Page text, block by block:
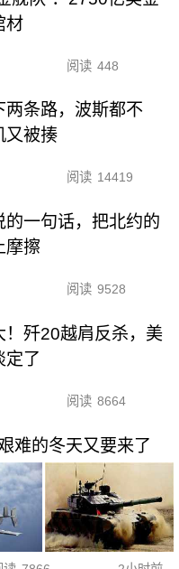
材
阅读 448
两条路，波斯都不
又被揍
阅读 14419
的一句话，把北约的
摩擦
阅读 9528
！歼20越肩反杀，美
定了
阅读 8664
难的冬天又要来了